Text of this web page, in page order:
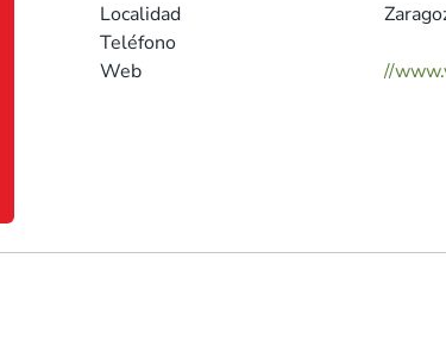
Localidad
Teléfono
Web
//